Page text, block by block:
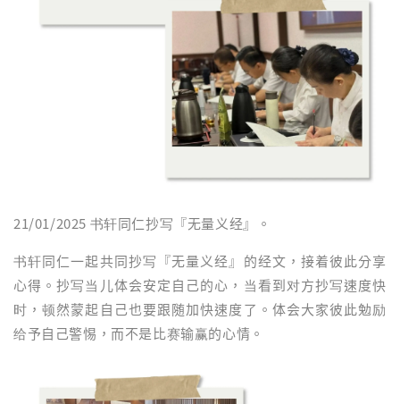
21/01/2025 书轩同仁抄写『无量义经』。
书轩同仁一起共同抄写『无量义经』的经文，接着彼此分享
心得。抄写当儿体会安定自己的心，当看到对方抄写速度快
时，顿然蒙起自己也要跟随加快速度了。体会大家彼此勉励
给予自己警惕，而不是比赛输赢的心情。